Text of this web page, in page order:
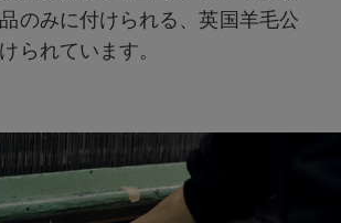
のみに付けられる、英国羊毛公
られています。